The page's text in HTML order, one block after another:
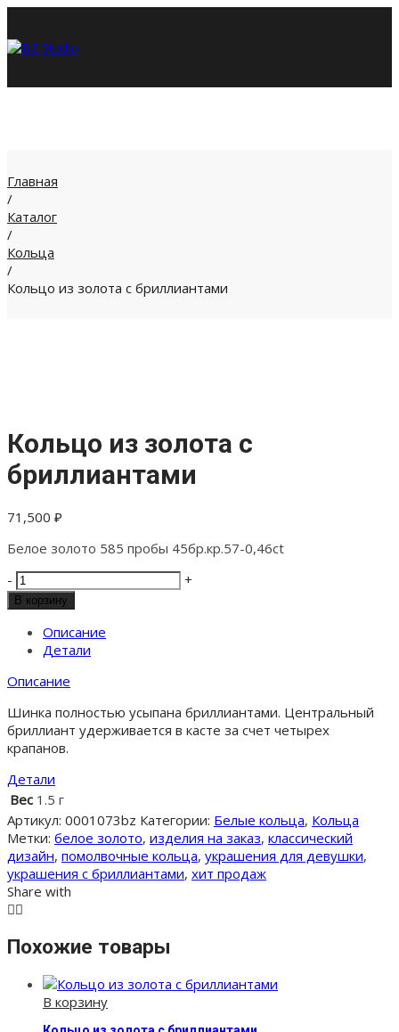
Главная
/
Каталог
/
Кольца
/
Кольцо из золота с бриллиантами
Кольцо из золота с
бриллиантами
71,500 ₽
Белое золото 585 пробы 45бр.кр.57-0,46ct
- Количество
товара
Кольцо
из
золота
бриллиантами
+
В корзину
Описание
Детали
Описание
Шинка полностью усыпана бриллиантами. Центральный
бриллиант удерживается в касте за счет четырех
крапанов.
Детали
Вес 1.5 г
Артикул: 0001073bz Категории: Белые кольца, Кольца
Метки: белое золото, изделия на заказ, классический
дизайн, помолвочные кольца, украшения для девушки,
украшения с бриллиантами, хит продаж
Share with
Похожие товары
В корзину